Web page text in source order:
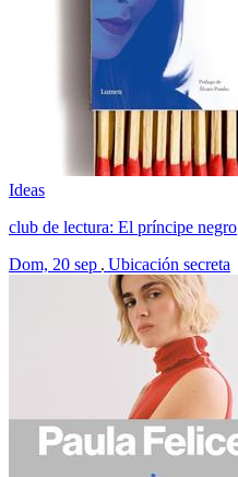
Ideas
club de lectura: El príncipe negro
Dom, 20 sep Ubicación secreta